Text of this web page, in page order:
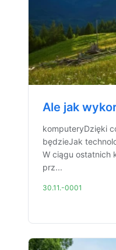
Ale jak
komputeryDzięki
będzieJak
W ciągu ostatnich
prz...
30.11.-0001